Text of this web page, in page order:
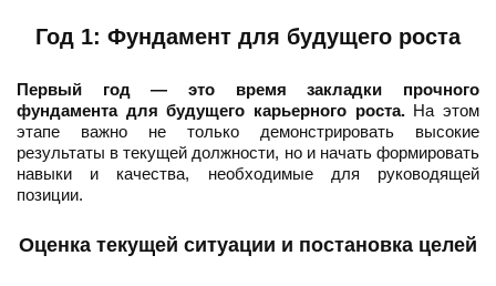
Год 1: Фундамент для будущего роста
Первый год — это время закладки прочного
фундамента для будущего карьерного роста.На этом
этапе важно не только демонстрировать высокие
результаты в текущей должности, но и начать формировать
навыки и качества, необходимые для руководящей
позиции.
Оценка текущей ситуации и постановка целей